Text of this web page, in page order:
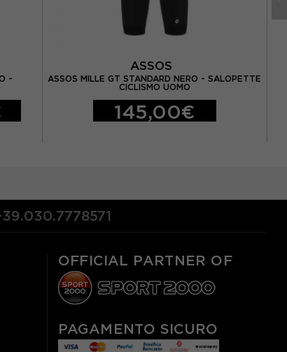
-
ASSOS
ASSOS MILLE GT STANDARD NERO - SALOPETTE
CICLISMO UOMO
145,00€
OFFICIAL PARTNER OF
PAGAMENTO SICURO